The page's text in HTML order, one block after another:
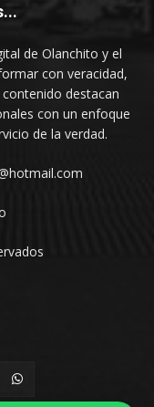
de Olanchito y el
con veracidad,
destacan
con un enfoque
de la verdad.